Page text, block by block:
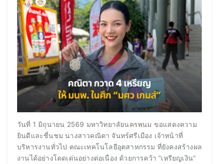
วันที่ 1 มิถุนายน 2569 มหาวิทยาลัยนครพนม ขอแสดงความ
ยินดีและชื่นชม นางสาวคณิตา จันทร์ศรีเมือง เจ้าหน้าที่
บริหารงานทั่วไป คณะเทคโนโลยีอุตสาหกรรม ที่ยังคงสร้างผล
งานได้อย่างโดดเด่นอย่างต่อเนื่อง ด้วยการคว้า “เหรียญเงิน”